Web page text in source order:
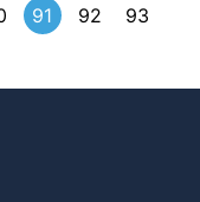
91 92
93